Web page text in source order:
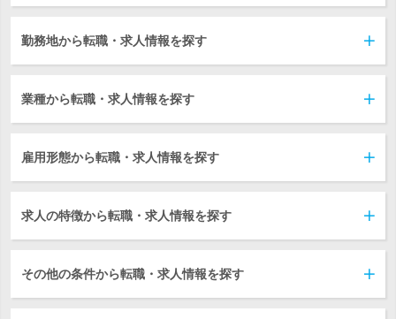
勤務地から転職・求人情報を探す
業種から転職・求人情報を探す
雇用形態から転職・求人情報を探す
求人の特徴から転職・求人情報を探す
その他の条件から転職・求人情報を探す